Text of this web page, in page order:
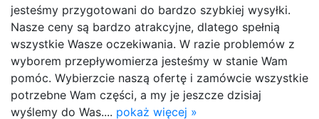
jesteśmy przygotowani do bardzo szybkiej wysyłki.
Nasze ceny są bardzo atrakcyjne, dlatego spełnią
wszystkie Wasze oczekiwania. W razie problemów z
wyborem przepływomierza jesteśmy w stanie Wam
pomóc. Wybierzcie naszą ofertę i zamówcie wszystkie
potrzebne Wam części, a my je jeszcze dzisiaj
wyślemy do Was.... pokaż więcej »